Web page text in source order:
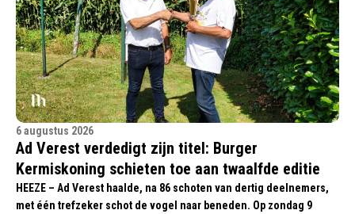
6 augustus 2026
Ad Verest verdedigt zijn titel: Burger
Kermiskoning schieten toe aan twaalfde editie
HEEZE – Ad Verest haalde, na 86 schoten van dertig deelnemers,
met één trefzeker schot de vogel naar beneden. Op zondag 9